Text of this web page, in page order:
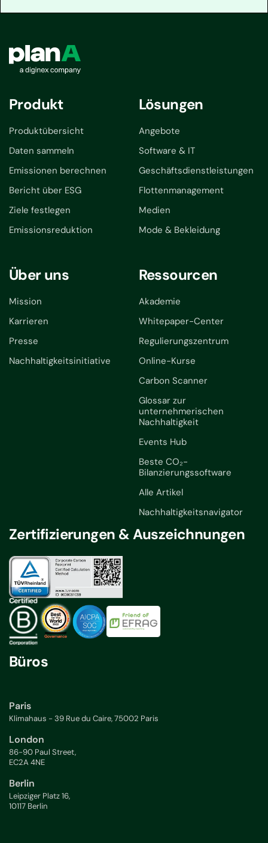
Produkt
Produktübersicht
Daten sammeln
Emissionen berechnen
Bericht über ESG
Ziele festlegen
Emissionsreduktion
Lösungen
Angebote
Software & IT
Geschäftsdienstleistungen
Flottenmanagement
Medien
Mode & Bekleidung
Über uns
Mission
Karrieren
Presse
Nachhaltigkeitsinitiative
Ressourcen
Akademie
Whitepaper-Center
Regulierungszentrum
Online-Kurse
Carbon Scanner
Glossar zur
unternehmerischen
Nachhaltigkeit
Events Hub
Beste CO₂-
Bilanzierungssoftware
Alle Artikel
Nachhaltigkeitsnavigator
Zertifizierungen & Auszeichnungen
Büros
Paris
Klimahaus - 39 Rue du Caire, 75002 Paris
London
86-90 Paul Street,
EC2A 4NE
Berlin
Leipziger Platz 16,
10117 Berlin